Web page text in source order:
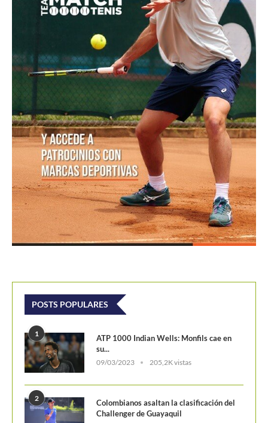
Valentina Mediorreal y Sol Larraya Guidi se
proclaman campeonas de dobles en el ITF W35 de